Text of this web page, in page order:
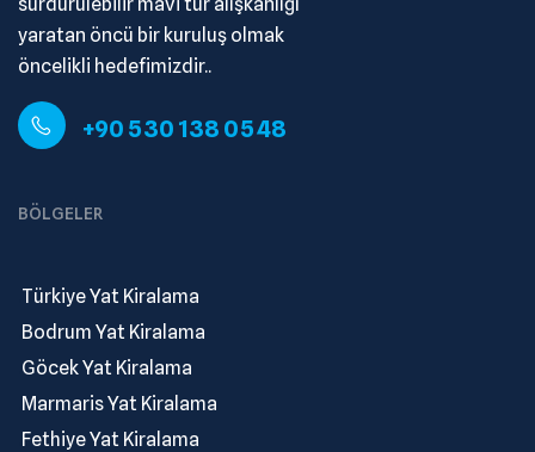
yaratan öncü bir kuruluş olmak
öncelikli hedefimizdir..
+90 530 138 05 48
BÖLGELER
Türkiye Yat Kiralama
Bodrum Yat Kiralama
Göcek Yat Kiralama
Marmaris Yat Kiralama
Fethiye Yat Kiralama